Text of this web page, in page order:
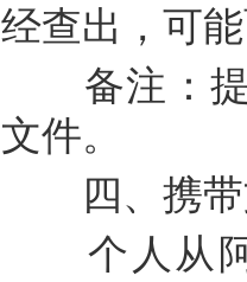
经查出，可
备注：提
文件。
四、携带
个人从阿